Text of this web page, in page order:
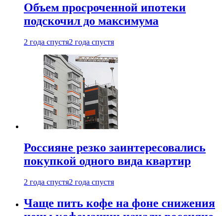
Объем просроченной ипотеки
подскочил до максимума
2 года спустя2 года спустя
Россияне резко заинтересовались
покупкой одного вида квартир
2 года спустя2 года спустя
Чаще пить кофе на фоне снижения